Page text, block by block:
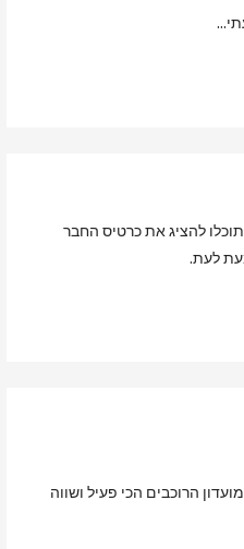
להציג את כרטיס החבר
לעת.
הרוכבים הכי פעיל ושווה